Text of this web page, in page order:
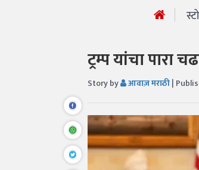
ट्रम्प यांचा पारा
Story by आवाज़ मराठी|